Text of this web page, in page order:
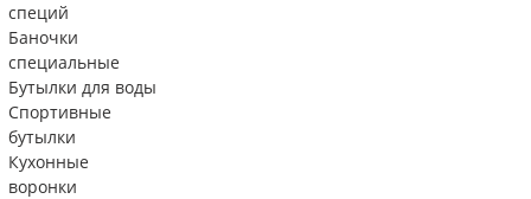
специй
Баночки
специальные
Бутылки для воды
Спортивные
бутылки
Кухонные
воронки